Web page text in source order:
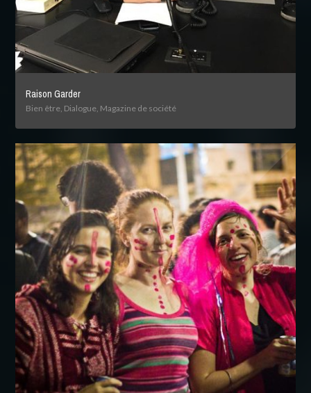
Raison Garder
Bien être, Dialogue, Magazine de société